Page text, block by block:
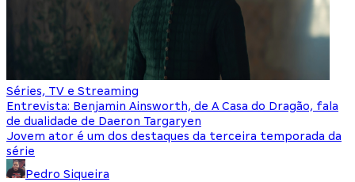
Séries, TV e Streaming
Entrevista: Benjamin Ainsworth, de A Casa do Dragão, fala
de dualidade de Daeron Targaryen
Jovem ator é um dos destaques da terceira temporada da
série
Pedro Siqueira